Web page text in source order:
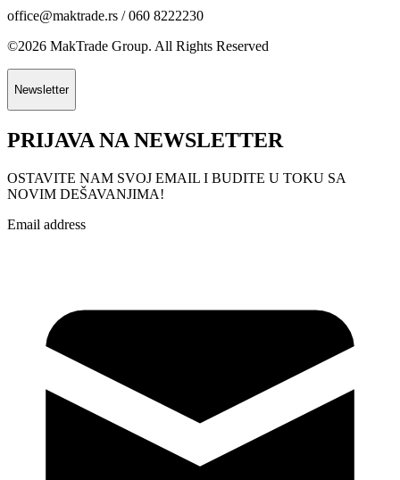
office@maktrade.rs / 060 8222230
©2026 MakTrade Group. All Rights Reserved
Newsletter
PRIJAVA NA NEWSLETTER
OSTAVITE NAM SVOJ EMAIL I BUDITE U TOKU SA
NOVIM DEŠAVANJIMA!
Email address